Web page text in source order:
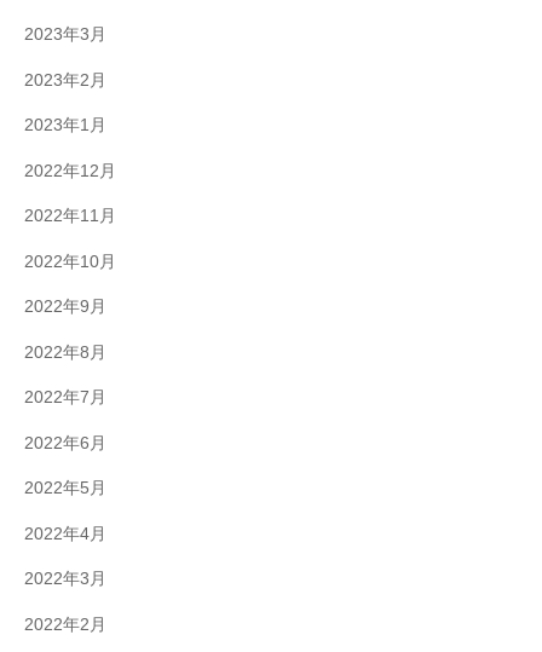
2023年3月
2023年2月
2023年1月
2022年12月
2022年11月
2022年10月
2022年9月
2022年8月
2022年7月
2022年6月
2022年5月
2022年4月
2022年3月
2022年2月